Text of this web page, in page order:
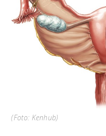
(Foto: Kenhub)